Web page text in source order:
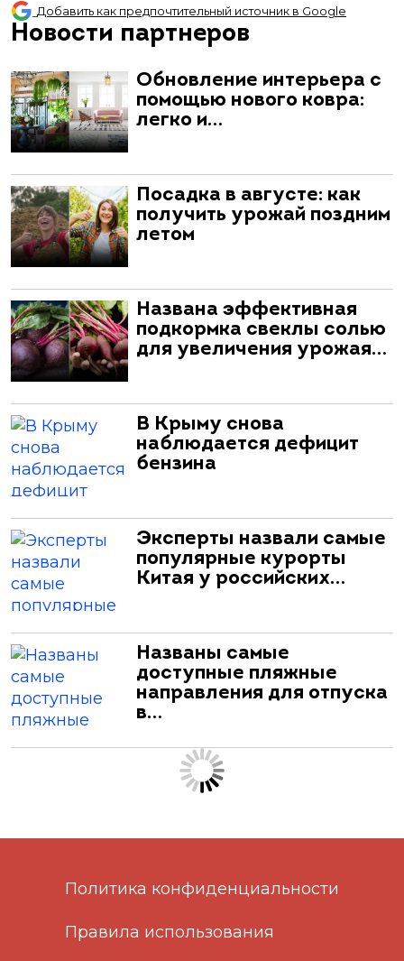
Добавить как предпочтительный источник в Google
Новости партнеров
Обновление интерьера с
помощью нового ковра:
легко и…
Посадка в августе: как
получить урожай поздним
летом
Названа эффективная
подкормка свеклы солью
для увеличения урожая…
В Крыму снова
наблюдается дефицит
бензина
Эксперты назвали самые
популярные курорты
Китая у российских…
Названы самые
доступные пляжные
направления для отпуска
в…
Политика конфиденциальности
Правила использования